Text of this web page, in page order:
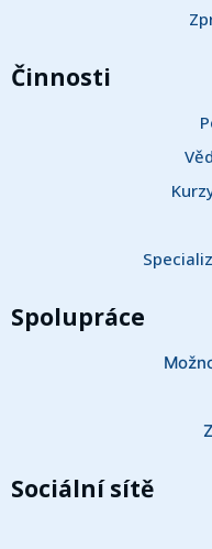
Činnosti
Spolupráce
Sociální sítě